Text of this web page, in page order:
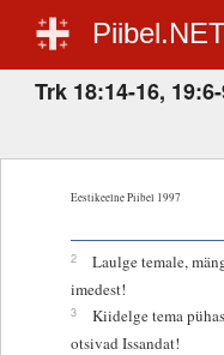
Trk 18:14-16,
Eestikeelne Piibel 1997
2
Laulge temale,
imedest!
3
Kiidelge tema
otsivad Issandat!